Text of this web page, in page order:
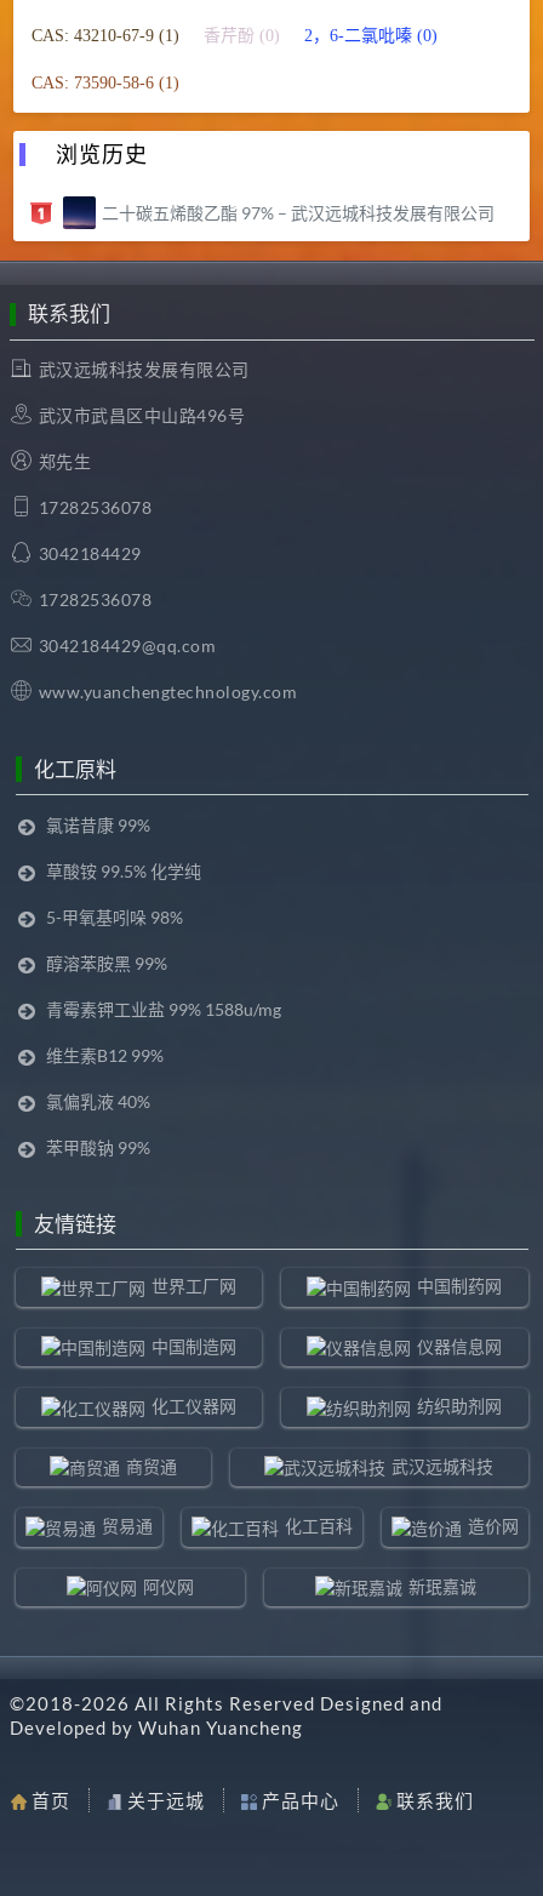
CAS: 43210-67-9 (1) 香芹酚 (0) 2，6-二氯吡嗪 (0)
CAS: 73590-58-6 (1)
浏览历史
二十碳五烯酸乙酯 97% – 武汉远城科技发展有限公司
联系我们
武汉远城科技发展有限公司
武汉市武昌区中山路496号
郑先生
17282536078
3042184429
17282536078
3042184429@qq.com
www.yuanchengtechnology.com
化工原料
氯诺昔康 99%
草酸铵 99.5% 化学纯
5-甲氧基吲哚 98%
醇溶苯胺黑 99%
青霉素钾工业盐 99% 1588u/mg
维生素B12 99%
氯偏乳液 40%
苯甲酸钠 99%
友情链接
世界工厂网 中国制药网
中国制造网 仪器信息网
化工仪器网 纺织助剂网
商贸通 武汉远城科技
贸易通 化工百科 造价网
阿仪网 新珉嘉诚
东北制造网 药智通
©2018-2026 All Rights Reserved Designed and
Developed by Wuhan Yuancheng
首页 关于远城 产品中心 联系我们